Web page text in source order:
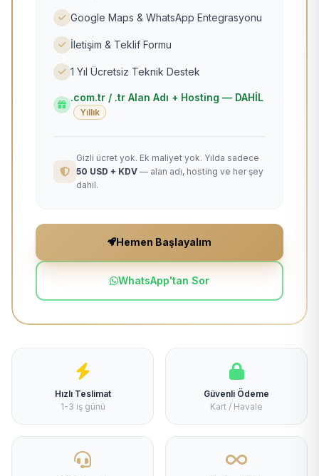
Google Maps & WhatsApp Entegrasyonu
İletişim & Teklif Formu
1 Yıl Ücretsiz Teknik Destek
.com.tr / .tr Alan Adı + Hosting — DAHİL
Yıllık
Gizli ücret yok. Ek maliyet yok. Yılda sadece
50 USD + KDV — alan adı, hosting ve her şey
dahil.
Hemen Başlayalım
WhatsApp'tan Sor
Hızlı Teslimat
1-3 iş günü
Güvenli Ödeme
Kart / Havale